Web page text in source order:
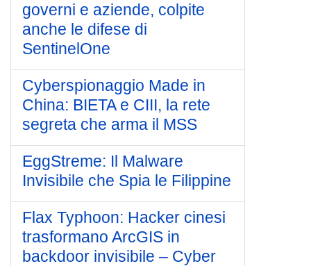
governi e aziende, colpite
anche le difese di
SentinelOne
Cyberspionaggio Made in
China: BIETA e CIII, la rete
segreta che arma il MSS
EggStreme: Il Malware
Invisibile che Spia le Filippine
Flax Typhoon: Hacker cinesi
trasformano ArcGIS in
backdoor invisibile – Cyber